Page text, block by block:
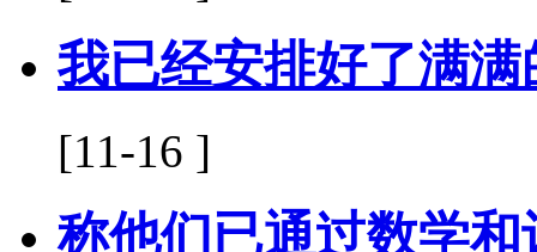
我已经安排好了满满
[11-16 ]
称他们已通过数学